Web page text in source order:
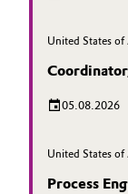
United States of
05.08.2026
United States of
Process